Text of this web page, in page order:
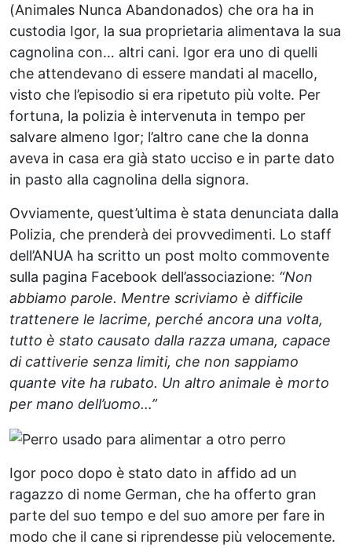
(Animales Nunca Abandonados) che ora ha in
custodia Igor, la sua proprietaria alimentava la sua
cagnolina con… altri cani. Igor era uno di quelli
che attendevano di essere mandati al macello,
visto che l’episodio si era ripetuto più volte. Per
fortuna, la polizia è intervenuta in tempo per
salvare almeno Igor; l’altro cane che la donna
aveva in casa era già stato ucciso e in parte dato
in pasto alla cagnolina della signora.
Ovviamente, quest’ultima è stata denunciata dalla
Polizia, che prenderà dei provvedimenti. Lo staff
dell’ANUA ha scritto un post molto commovente
sulla pagina Facebook dell’associazione: “Non
abbiamo parole. Mentre scriviamo è difficile
trattenere le lacrime, perché ancora una volta,
tutto è stato causato dalla razza umana, capace
di cattiverie senza limiti, che non sappiamo
quante vite ha rubato. Un altro animale è morto
per mano dell’uomo…”
Igor poco dopo è stato dato in affido ad un
ragazzo di nome German, che ha offerto gran
parte del suo tempo e del suo amore per fare in
modo che il cane si riprendesse più velocemente.